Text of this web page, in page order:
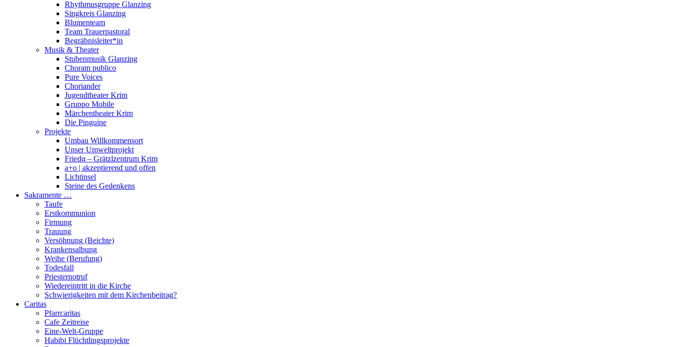
Rhythmusgruppe Glanzing
Singkreis Glanzing
Blumenteam
Team Trauerpastoral
Begräbnisleiter*in
Musik & Theater
Stubenmusik Glanzing
Choram publico
Pure Voices
Choriander
Jugendtheater Krim
Gruppo Mobile
Märchentheater Krim
Die Pinguine
Projekte
Umbau Willkommensort
Unser Umweltprojekt
Friedα – Grätzlzentrum Krim
a+o | akzeptierend und offen
Lichtinsel
Steine des Gedenkens
Sakramente …
Taufe
Erstkommunion
Firmung
Trauung
Versöhnung (Beichte)
Krankensalbung
Weihe (Berufung)
Todesfall
Priesternotruf
Wiedereintritt in die Kirche
Schwierigkeiten mit dem Kirchenbeitrag?
Caritas
Pfarrcaritas
Cafe Zeitreise
Eine-Welt-Gruppe
Habibi Flüchtlingsprojekte